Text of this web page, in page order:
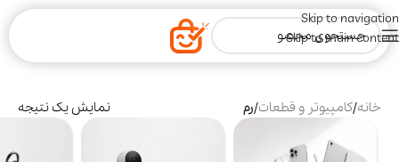
Skip to navigation
Skip to main content
خانه/کامپیوتر و قطعات/رم نمایش یک نتیجه